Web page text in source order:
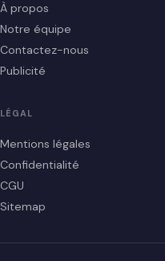
À propos
Notre équipe
Contactez-nous
Publicité
LÉGAL
Mentions légales
Confidentialité
CGU
Sitemap